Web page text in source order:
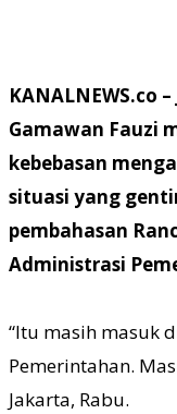
KANALNEWS.co
Gamawan Fauzi
kebebasan
situasi yang
pembahasan
Administrasi
“Itu masih masuk
Pemerintahan.
Jakarta, Rabu.